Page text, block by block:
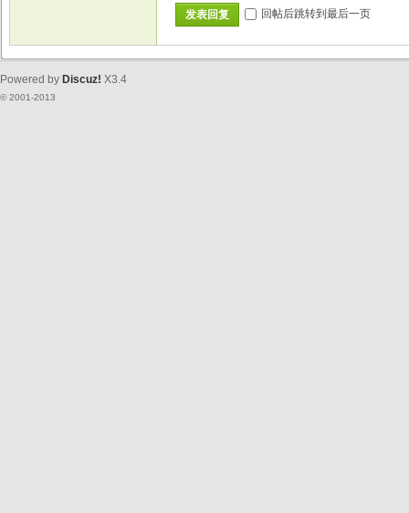
发表回复 回帖后跳转到最后一页
Powered by Discuz! X3.4
© 2001-2013